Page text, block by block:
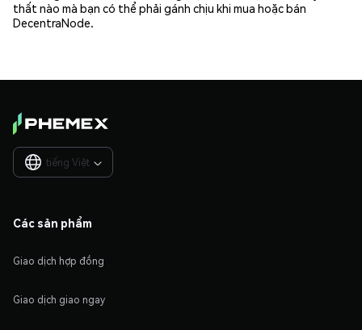
thất nào mà bạn có thể phải gánh chịu khi mua hoặc bán
DecentraNode.
tiếng Việt 
Các sản phẩm
Giao dịch hợp đồng
Giao dịch giao ngay